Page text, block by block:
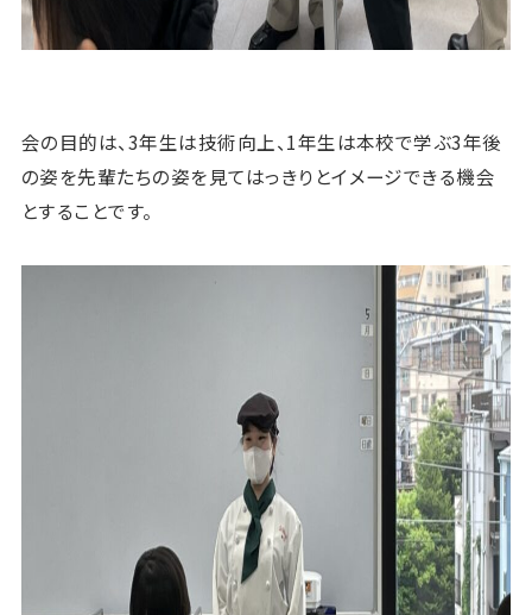
会の目的は、3年生は技術向上、1年生は本校で学ぶ3年後
の姿を先輩たちの姿を見てはっきりとイメージできる機会
とすることです。